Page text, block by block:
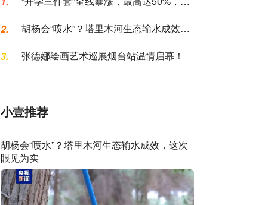
2.
胡杨会“喷水”？塔里木河生态输水成效，
3.
张德娜绘画艺术巡展烟台站温情启幕！
小壹推荐
胡杨会“喷水”？塔里木河生态输水成效，这次
眼见为实